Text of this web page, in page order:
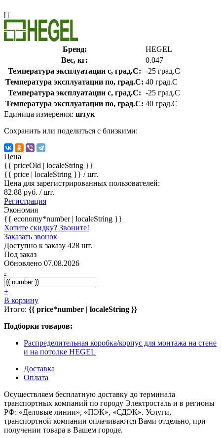
[]
Бренд:
HEGEL
Вес, кг:
0.047
Температура эксплуатации с, град.C: -25 град.C
Температура эксплуатации по, град.C: 40 град.C
Температура эксплуатации с, град.C: -25 град.C
Температура эксплуатации по, град.C: 40 град.C
Единица измерения: штук
Сохранить или поделиться с близкими:
Цена
{{ priceOld | localeString }}
{{ price | localeString }} / шт.
Цена для зарегистрированных пользователей:
82.88 руб. / шт.
Регистрация
Экономия
{{ economy*number | localeString }}
Хотите скидку? Звоните!
Заказать звонок
Доступно к заказу 428 шт.
Под заказ
Обновлено 07.08.2026
-
+
В корзину
Итого: {{ price*number | localeString }}
Подборки товаров:
Распределительная коробка/корпус для монтажа на стене
и на потолке HEGEL
Доставка
Оплата
Осуществляем бесплатную доставку до терминала
транспортных компаний по городу Электросталь и в регионы
РФ: «Деловые линии», «ПЭК», «СДЭК». Услуги,
транспортной компании оплачиваются Вами отдельно, при
получении товара в Вашем городе.